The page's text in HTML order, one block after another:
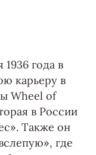
года в
карьеру в
Wheel of
в России
Также он
где